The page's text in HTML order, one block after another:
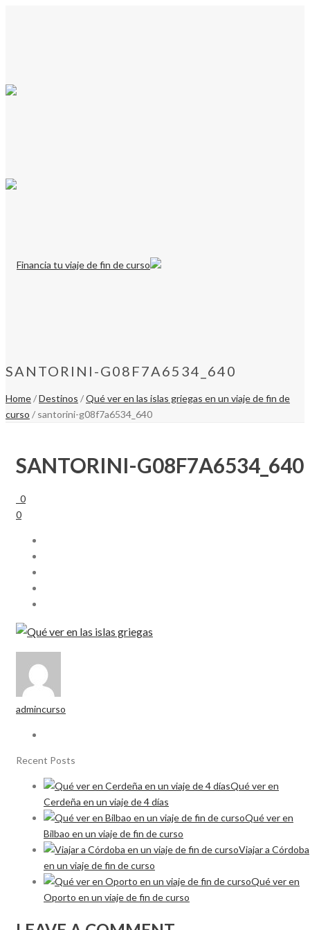
SANTORINI-G08F7A6534_640
Home/Destinos /Qué ver en las islas griegas en un viaje de fin de
curso / santorini-g08f7a6534_640
SANTORINI-G08F7A6534_640
0
0
admincurso
Recent Posts
Qué ver en
Cerdeña en un viaje de 4 días
Qué ver en
Bilbao en un viaje de fin de curso
Viajar a Córdoba
en un viaje de fin de curso
Qué ver en
Oporto en un viaje de fin de curso